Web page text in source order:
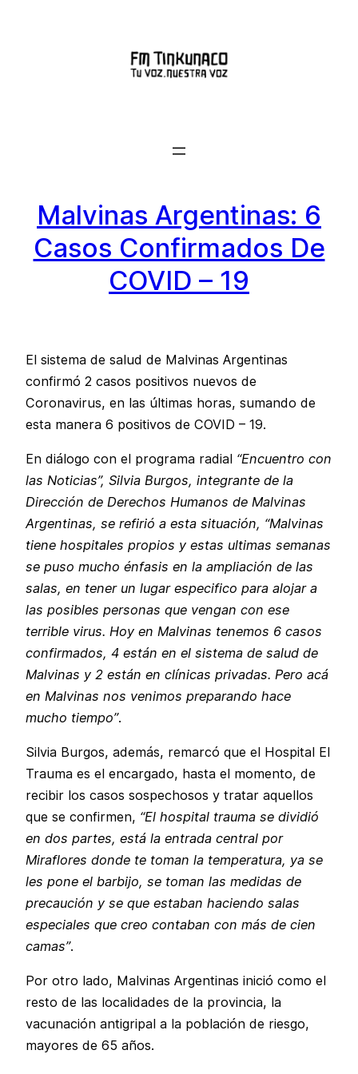
Malvinas Argentinas: 6
Casos Confirmados De
COVID – 19
El sistema de salud de Malvinas Argentinas
confirmó 2 casos positivos nuevos de
Coronavirus, en las últimas horas, sumando de
esta manera 6 positivos de COVID – 19.
En diálogo con el programa radial “Encuentro con
las Noticias”, Silvia Burgos, integrante de la
Dirección de Derechos Humanos de Malvinas
Argentinas, se refirió a esta situación, “Malvinas
tiene hospitales propios y estas ultimas semanas
se puso mucho énfasis en la ampliación de las
salas, en tener un lugar especifico para alojar a
las posibles personas que vengan con ese
terrible virus. Hoy en Malvinas tenemos 6 casos
confirmados, 4 están en el sistema de salud de
Malvinas y 2 están en clínicas privadas. Pero acá
en Malvinas nos venimos preparando hace
mucho tiempo”.
Silvia Burgos, además, remarcó que el Hospital El
Trauma es el encargado, hasta el momento, de
recibir los casos sospechosos y tratar aquellos
que se confirmen, “El hospital trauma se dividió
en dos partes, está la entrada central por
Miraflores donde te toman la temperatura, ya se
les pone el barbijo, se toman las medidas de
precaución y se que estaban haciendo salas
especiales que creo contaban con más de cien
camas”.
Por otro lado, Malvinas Argentinas inició como el
resto de las localidades de la provincia, la
vacunación antigripal a la población de riesgo,
mayores de 65 años.